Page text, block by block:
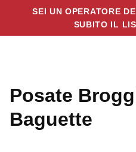
SEI UN OPERATORE
SUBITO IL
Posate
Baguette